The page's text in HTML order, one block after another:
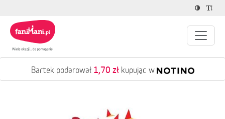
Bartek podarował 1,70 złkupując w